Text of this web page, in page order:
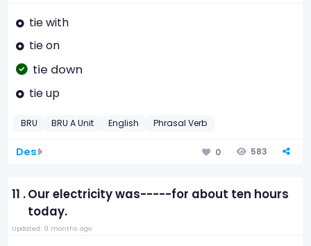
tie with
tie on
tie down
tie up
BRU BRU A Unit English Phrasal Verb
Des 0 583
11 .Our electricity was-----for about ten hours
today.
Updated: 9 months ago